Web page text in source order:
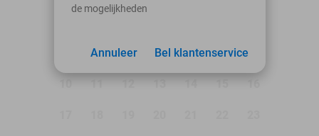
4 5 6 7 8
de mogelijkheden
Bel klantenservice
Annuleer